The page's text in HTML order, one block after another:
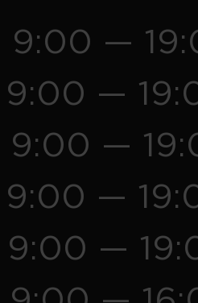
9:00 —
9:00 —
9:00 —
9:00 —
9:00 —